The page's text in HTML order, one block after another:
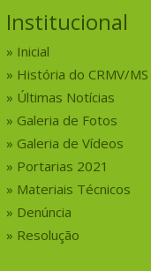
Institucional
Inicial
História do CRMV/MS
Últimas Notícias
Galeria de Fotos
Galeria de Vídeos
Portarias 2021
Materiais Técnicos
Denúncia
Resolução